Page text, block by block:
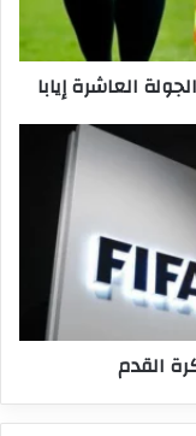
العاشرة إيابا
القدم